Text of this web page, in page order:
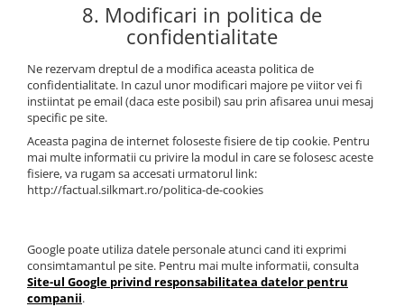
8. Modificari in politica de
confidentialitate
Ne rezervam dreptul de a modifica aceasta politica de
confidentialitate. In cazul unor modificari majore pe viitor vei fi
instiintat pe email (daca este posibil) sau prin afisarea unui mesaj
specific pe site.
Aceasta pagina de internet foloseste fisiere de tip cookie. Pentru
mai multe informatii cu privire la modul in care se folosesc aceste
fisiere, va rugam sa accesati urmatorul link:
http://factual.silkmart.ro/politica-de-cookies
Google poate utiliza datele personale atunci cand iti exprimi
consimtamantul pe site. Pentru mai multe informatii, consulta
Site-ul Google privind responsabilitatea datelor pentru
companii.